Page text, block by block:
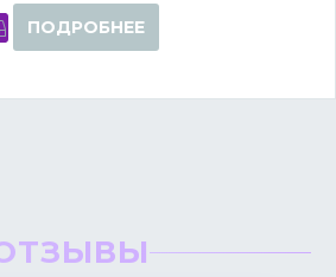
ПОДРОБНЕЕ